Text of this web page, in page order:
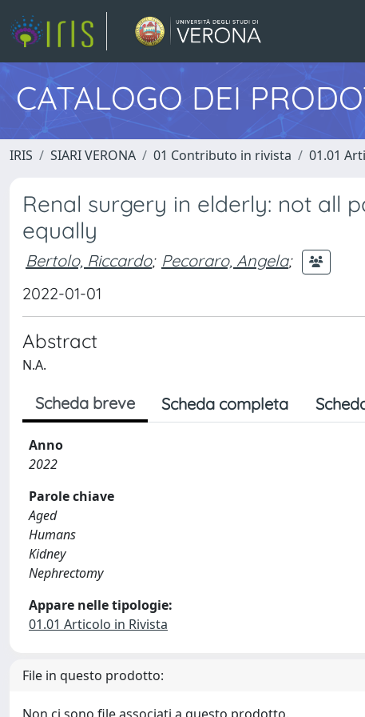
CATALOGO DEI
IRIS SIARI VERONA 01 Contributo in rivista 01.01
Renal surgery in elderly: not all
equally
Bertolo, Riccardo; Pecoraro, Angela;
2022-01-01
Abstract
N.A.
Scheda breve Scheda completa
Anno
2022
Parole chiave
Aged
Humans
Kidney
Nephrectomy
Appare nelle tipologie:
01.01 Articolo in Rivista
File in questo prodotto: